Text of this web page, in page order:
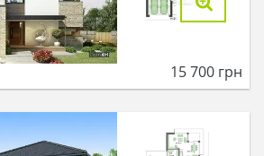
15 700 грн